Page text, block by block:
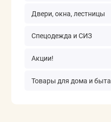
Двери, окна, лестницы
Спецодежда и СИЗ
Акции!
Товары для дома и быта